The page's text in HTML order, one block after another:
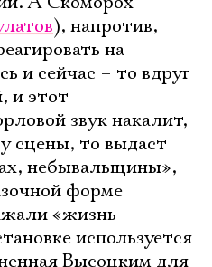
), напротив,
на
и сейчас – то вдруг
и этот
звук накалит,
сцены, то выдаст
небывальщины»,
форме
«жизнь
используется
Высоцким для